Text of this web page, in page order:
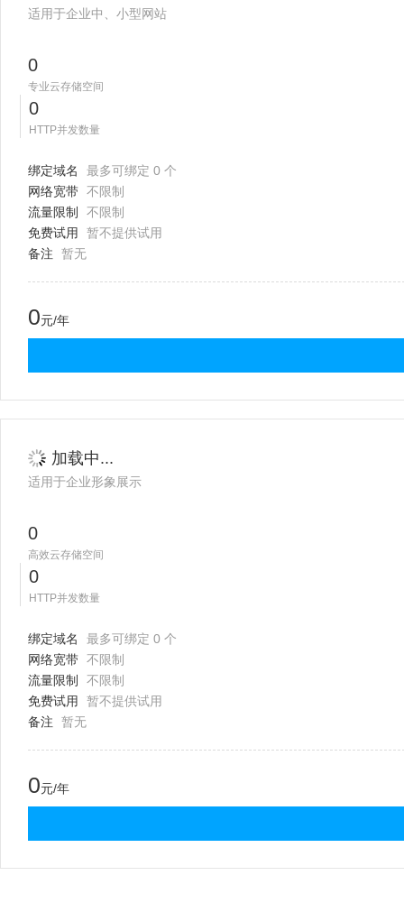
适用于企业中、小型网站
0
专业云存储空间
0
HTTP并发数量
绑定域名
最多可绑定 0 个
网络宽带 不限制
流量限制
不限制
免费试用
暂不提供试用
备注
暂无
0元/年
加载中...
适用于企业形象展示
0
高效云存储空间
0
HTTP并发数量
绑定域名
最多可绑定 0 个
网络宽带 不限制
流量限制
不限制
免费试用
暂不提供试用
备注
暂无
0元/年